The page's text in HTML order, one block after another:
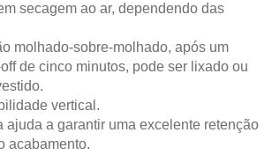
secagem ao ar, dependendo das
molhado-sobre-molhado, após um
de cinco minutos, pode ser lixado ou
vertical.
ajuda a garantir uma excelente retenção
acabamento.